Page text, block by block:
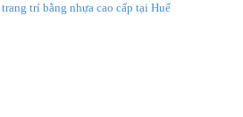
trí bằng nhựa cao cấp tại Huế